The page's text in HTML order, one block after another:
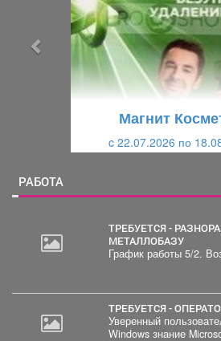
Магнит
c 22.07.2026 по
РАБОТА
ТРЕБУЕТСЯ - РАЗНОРАБОЧИЕ НА
МЕТАЛЛОБАЗУ
График работы 5/2.
ТРЕБУЕТСЯ -
Уверенный
Windows знание Microsoft Office . Обработка